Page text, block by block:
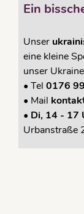
Ein
Unser
eine kleine
unser
• Tel 0176
• Mail
• Di, 14 - 17
Urbanstraße